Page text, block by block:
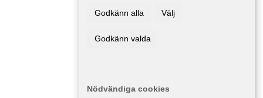
Godkänn alla Välj
Godkänn valda
Nödvändiga cookies